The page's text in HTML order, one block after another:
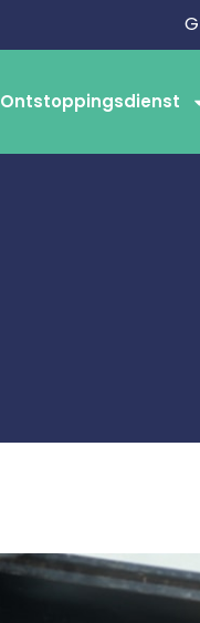
Ontstoppingsdienst